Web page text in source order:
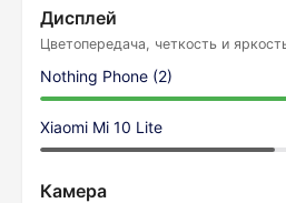
Дисплей
Цветопередача, четкость и
Nothing Phone (2)
Xiaomi Mi 10 Lite
Камера